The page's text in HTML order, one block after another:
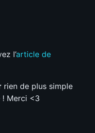
l’article de
rien de plus simple
! Merci <3